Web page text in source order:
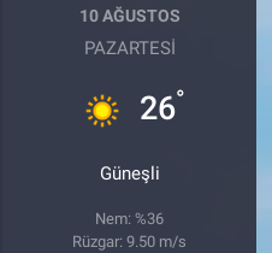
10 AĞUSTOS
PAZARTESI
26°
Güneşli
Nem: %36
Rüzgar: 9.50 m/s